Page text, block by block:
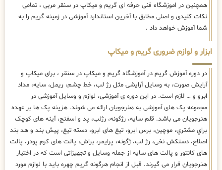
همچنین در اموزشگاه فنی حرفه ای گریم و میکاپ در سنقر مربی ، تمامی
نکات کلیدی و اصلی مطابق با آخرین استاندارد آموزشی در زمینه گریم را به
شما آموزش خواهد داد .
ابزار و لوازم ضروری گریم و میکاپ
در دوره آموزش گریم در آموزشگاه گریم و میکاپ در سنقر ، برای میکاپ و
آرایش صورت، به وسایل آرایشی مثل رژ لب، خط چشم، ریمل، سایه، مداد
ابرو و … لازم است. در این دوره ی آموزشی، لوازم و وسایل آموزشی در
مجموعه پک های آموزشی به هنرجویان ارائه می شوند. هزینه پک ها بر عهده
هنرجویان می باشد. قلم سایه، رژگونه، رژلب، پد و اسفنج، آینه های كوچک
براي مشتري، موچین، برس ابرو، تیغ های ابرو، دسته تیغ، پیش بند و هد بند
اصلاح، دستکش نخی، رژ لب، ژگونه، پرایمر، براش، پالت های کرم پودر، پالت
های کانتور و پالت های سایه از جمله وسایل و تجهیزاتی است که در اختیار
هنرجویان قرار می گیرند. قبل از انجام هرگونه گریم چهره باید با لوازم مورد